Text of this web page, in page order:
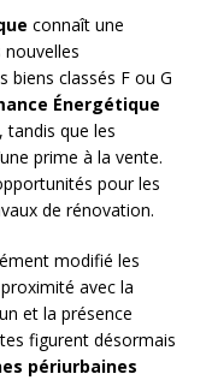
connaît une
biens classés F ou G
Énergétique
que les
prime à la vente.
pour les
de rénovation.
modifié les
avec la
et la présence
figurent désormais
périurbaines